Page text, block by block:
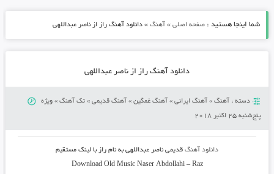
شما اینجا هستید : صفحه اصلی» آهنگ» دانلود آهنگ راز از ناصر عبداللهی
دانلود آهنگ راز از ناصر عبداللهی
دسته : آهنگ» آهنگ ایرانی» آهنگ غمگین» آهنگ قدیمی» تک آهنگ» ویژه
پنج‌شنبه 25 اکتبر 2018
دانلود آهنگقدیمیناصر عبداللهیبه نام راز با لینک مستقیم
Download Old MusicNaser Abdollahi – Raz